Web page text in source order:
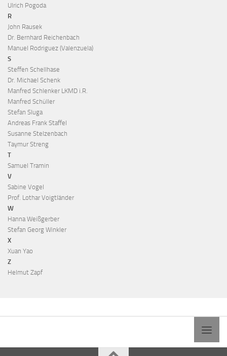
Ulrich Pogoda
R
John Rausek
Dr. Bernhard Reichenbach
Manuel Rodriguez (Valenzuela)
S
Steffen Schellhase
Dr. Michael Schenk
Manfred Schlenker LKMD i.R.
Manfred Schüller
Stefan Sluga
Andreas Frank Staffel
Susanne Stelzenbach
Taymur Streng
T
Samuel Tramin
V
Sabine Vogel
Prof. Lothar Voigtländer
W
Hanna Weißgerber
Stefan Georg Winkler
X
Xuan Yao
Z
Helmut Zapf